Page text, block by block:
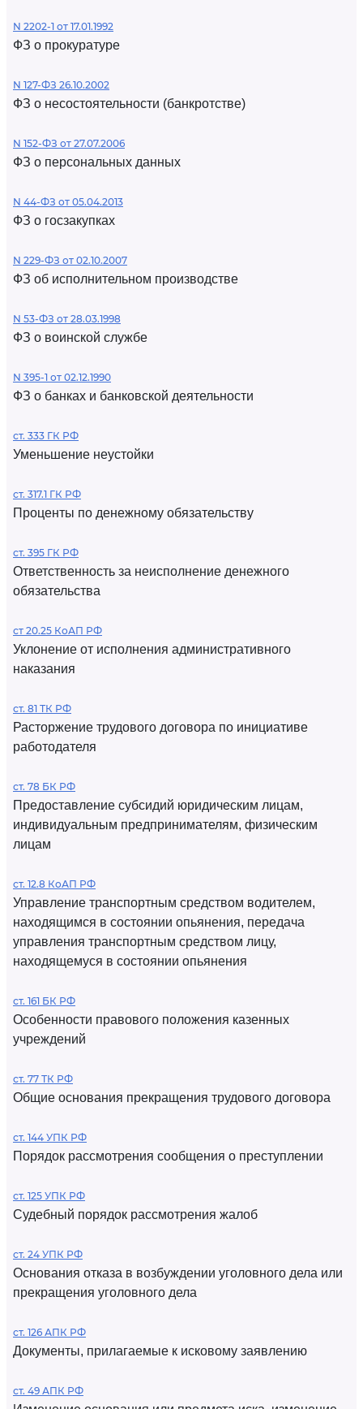
N 2202-1 от 17.01.1992
ФЗ о прокуратуре
N 127-ФЗ 26.10.2002
ФЗ о несостоятельности (банкротстве)
N 152-ФЗ от 27.07.2006
ФЗ о персональных данных
N 44-ФЗ от 05.04.2013
ФЗ о госзакупках
N 229-ФЗ от 02.10.2007
ФЗ об исполнительном производстве
N 53-ФЗ от 28.03.1998
ФЗ о воинской службе
N 395-1 от 02.12.1990
ФЗ о банках и банковской деятельности
ст. 333 ГК РФ
Уменьшение неустойки
ст. 317.1 ГК РФ
Проценты по денежному обязательству
ст. 395 ГК РФ
Ответственность за неисполнение денежного
обязательства
ст 20.25 КоАП РФ
Уклонение от исполнения административного
наказания
ст. 81 ТК РФ
Расторжение трудового договора по инициативе
работодателя
ст. 78 БК РФ
Предоставление субсидий юридическим лицам,
индивидуальным предпринимателям, физическим
лицам
ст. 12.8 КоАП РФ
Управление транспортным средством водителем,
находящимся в состоянии опьянения, передача
управления транспортным средством лицу,
находящемуся в состоянии опьянения
ст. 161 БК РФ
Особенности правового положения казенных
учреждений
ст. 77 ТК РФ
Общие основания прекращения трудового договора
ст. 144 УПК РФ
Порядок рассмотрения сообщения о преступлении
ст. 125 УПК РФ
Судебный порядок рассмотрения жалоб
ст. 24 УПК РФ
Основания отказа в возбуждении уголовного дела или
прекращения уголовного дела
ст. 126 АПК РФ
Документы, прилагаемые к исковому заявлению
ст. 49 АПК РФ